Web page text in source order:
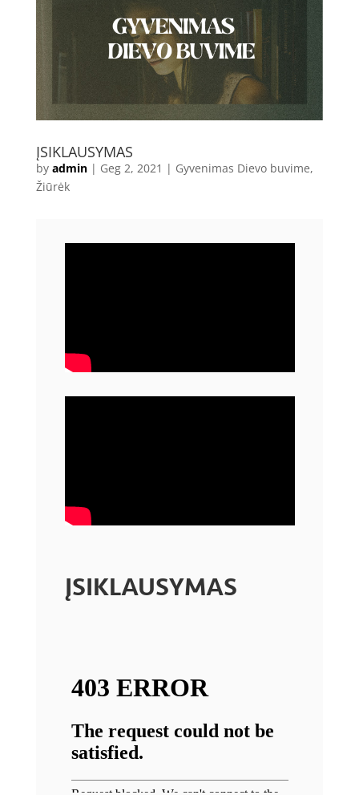
ĮSIKLAUSYMAS
by admin| Geg 2, 2021 | Gyvenimas Dievo buvime,
Žiūrėk
ĮSIKLAUSYMAS